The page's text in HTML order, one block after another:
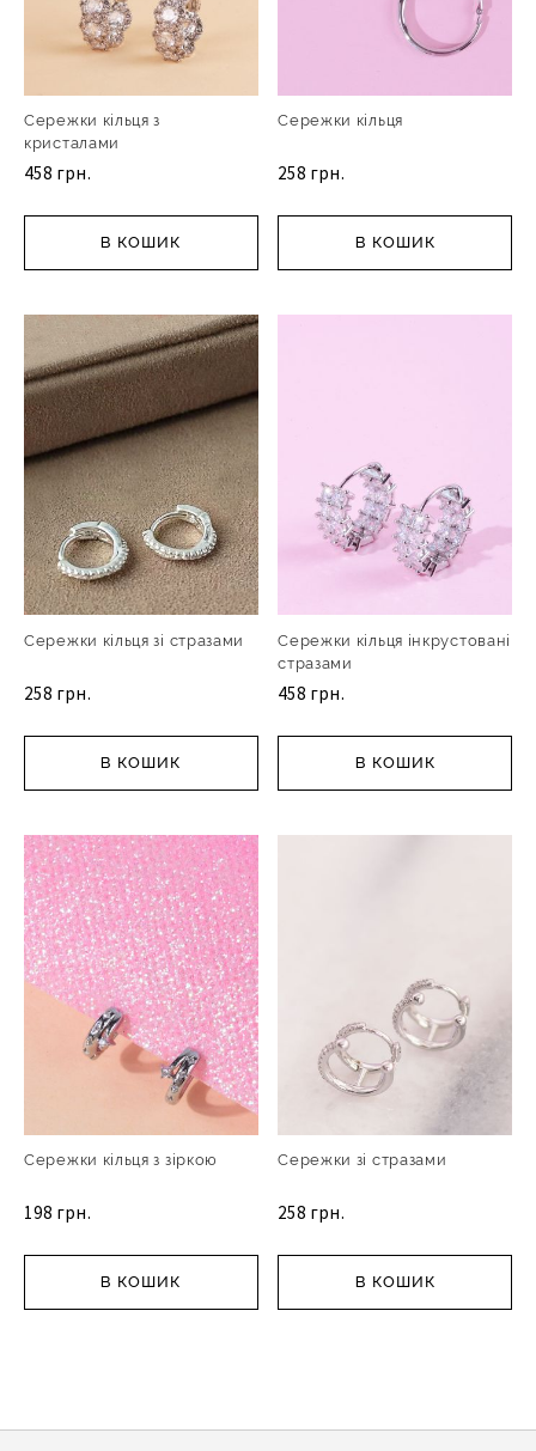
Сережки кільця з
кристалами
458 грн.
В КОШИК
Сережки кільця
258 грн.
В КОШИК
Сережки кільця зі стразами
258 грн.
В КОШИК
Сережки кільця інкрустовані
стразами
458 грн.
В КОШИК
Сережки кільця з зіркою
198 грн.
В КОШИК
Сережки зі стразами
258 грн.
В КОШИК